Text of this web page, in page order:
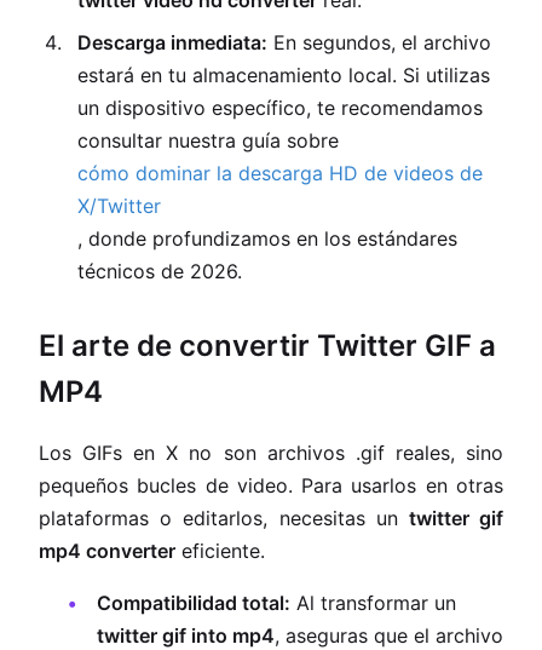
Descarga inmediata: En segundos, el archivo
estará en tu almacenamiento local. Si utilizas
un dispositivo específico, te recomendamos
consultar nuestra guía sobre
cómo dominar la descarga HD de videos de
X/Twitter
, donde profundizamos en los estándares
técnicos de 2026.
El arte de convertir Twitter GIF a
MP4
Los GIFs en X no son archivos .gif reales, sino
pequeños bucles de video. Para usarlos en otras
plataformas o editarlos, necesitas un twitter gif
mp4 converter eficiente.
Compatibilidad total: Al transformar un
twitter gif into mp4, aseguras que el archivo